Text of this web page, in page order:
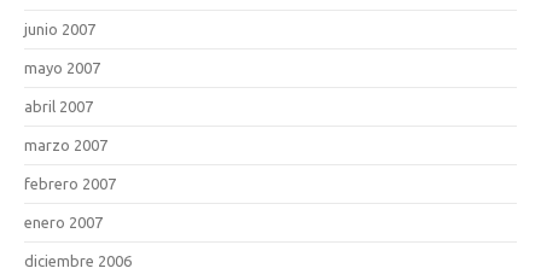
junio 2007
mayo 2007
abril 2007
marzo 2007
febrero 2007
enero 2007
diciembre 2006